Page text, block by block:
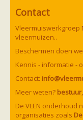
Ik wil graag
Ik ben op
Hoe
Voedsel en
Contact
Vleermuiswerkgroep
vleermuizen..
Beschermen doen
Kennis - informatie -
Contact:
Meer weten? bestuur,
De VLEN onderhoud
organisaties zoals